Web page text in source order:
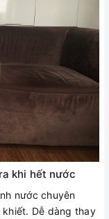
khi hết nước
nước chuyên
Dễ dàng thay